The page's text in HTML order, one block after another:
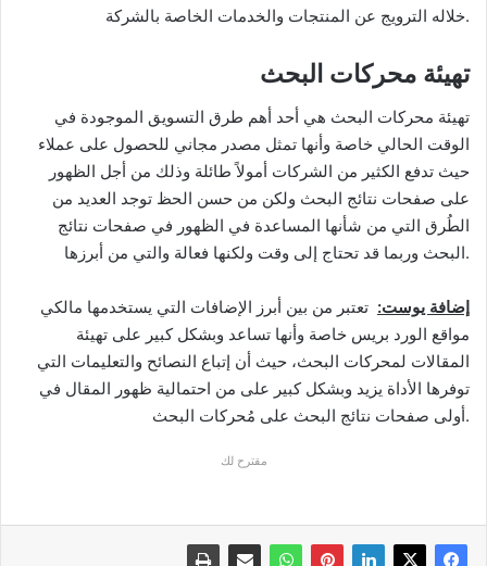
خلاله الترويج عن المنتجات والخدمات الخاصة بالشركة.
تهيئة محركات البحث
تهيئة محركات البحث هي أحد أهم طرق التسويق الموجودة في
الوقت الحالي خاصة وأنها تمثل مصدر مجاني للحصول على عملاء
حيث تدفع الكثير من الشركات أمولاً طائلة وذلك من أجل الظهور
على صفحات نتائج البحث ولكن من حسن الحظ توجد العديد من
الطُرق التي من شأنها المساعدة في الظهور في صفحات نتائج
البحث وربما قد تحتاج إلى وقت ولكنها فعالة والتي من أبرزها.
إضافة يوست: تعتبر من بين أبرز الإضافات التي يستخدمها مالكي
مواقع الورد بريس خاصة وأنها تساعد وبشكل كبير على تهيئة
المقالات لمحركات البحث، حيث أن إتباع النصائح والتعليمات التي
توفرها الأداة يزيد وبشكل كبير على من احتمالية ظهور المقال في
أولى صفحات نتائج البحث على مُحركات البحث.
مقترح لك